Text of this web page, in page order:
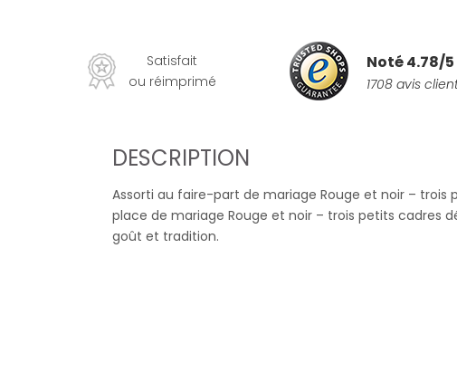
Satisfait
ou réimprimé
Noté 4.78/5
1708 avis
DESCRIPTION
Assorti au faire-part de mariage Rouge et noir –
place de mariage Rouge et noir – trois petits cadres
goût et tradition.